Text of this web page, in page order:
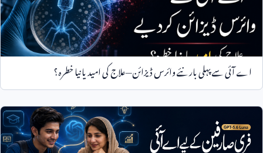
اے آئی سے پہلی بار نئے وائرس ڈیزائن—علاج کی امید یا نیا خطرہ؟